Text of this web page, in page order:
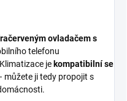
ovladačem s
telefonu
je kompatibilní se
můžete ji tedy propojit s